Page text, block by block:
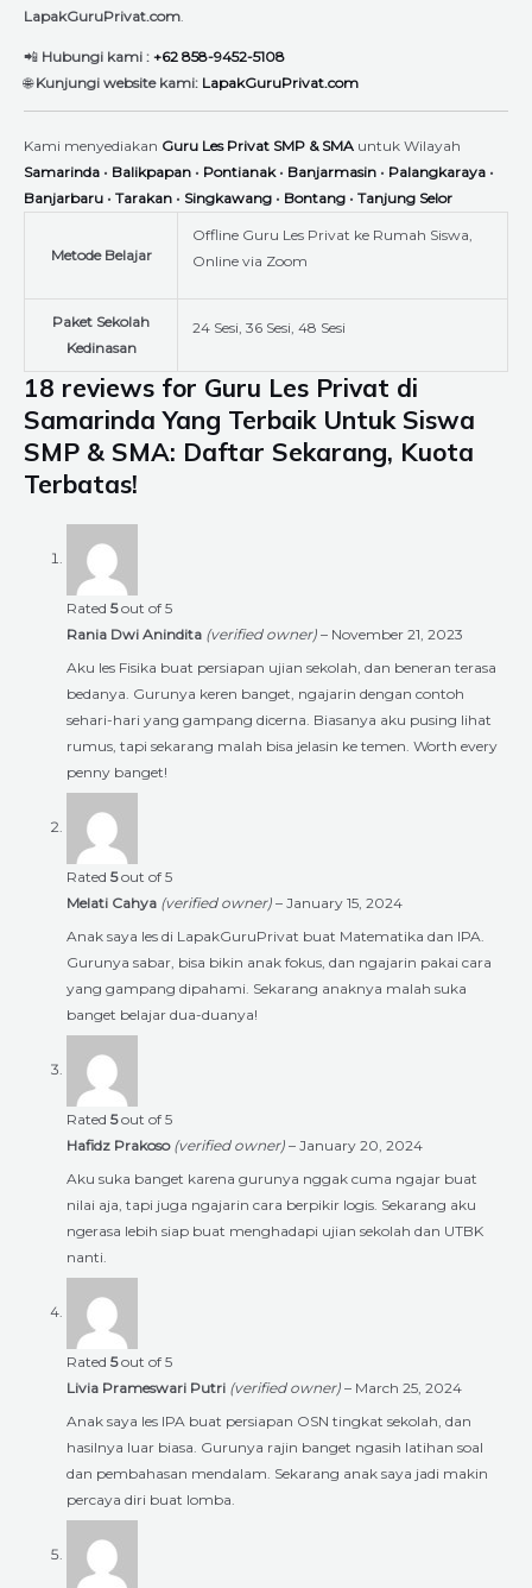
LapakGuruPrivat.com
📲 Hubungi kami : +62 858-9452-5108
🌐Kunjungi website kami: LapakGuruPrivat.com
Kami menyediakan Guru Les Privat SMP & SMA untuk Wilayah
Samarinda • Balikpapan • Pontianak• Banjarmasin • Palangkaraya •
Banjarbaru • Tarakan • Singkawang • Bontang • Tanjung Selor
Metode Belajar
Offline Guru Les Privat ke Rumah Siswa,
Online via Zoom
Paket Sekolah
Kedinasan
24 Sesi, 36 Sesi, 48 Sesi
18 reviews for Guru Les Privat di
Samarinda Yang Terbaik Untuk Siswa
SMP & SMA: Daftar Sekarang, Kuota
Terbatas!
Rated 5out of 5
Rania Dwi Anindita (verified owner) – November 21, 2023
Aku les Fisika buat persiapan ujian sekolah, dan beneran terasa
bedanya. Gurunya keren banget, ngajarin dengan contoh
sehari-hari yang gampang dicerna. Biasanya aku pusing lihat
rumus, tapi sekarang malah bisa jelasin ke temen. Worth every
penny banget!
Rated 5out of 5
Melati Cahya (verified owner) – January 15, 2024
Anak saya les di LapakGuruPrivat buat Matematika dan IPA.
Gurunya sabar, bisa bikin anak fokus, dan ngajarin pakai cara
yang gampang dipahami. Sekarang anaknya malah suka
banget belajar dua-duanya!
Rated 5out of 5
Hafidz Prakoso (verified owner) – January 20, 2024
Aku suka banget karena gurunya nggak cuma ngajar buat
nilai aja, tapi juga ngajarin cara berpikir logis. Sekarang aku
ngerasa lebih siap buat menghadapi ujian sekolah dan UTBK
nanti.
Rated 5out of 5
Livia Prameswari Putri (verified owner) – March 25, 2024
Anak saya les IPA buat persiapan OSN tingkat sekolah, dan
hasilnya luar biasa. Gurunya rajin banget ngasih latihan soal
dan pembahasan mendalam. Sekarang anak saya jadi makin
percaya diri buat lomba.